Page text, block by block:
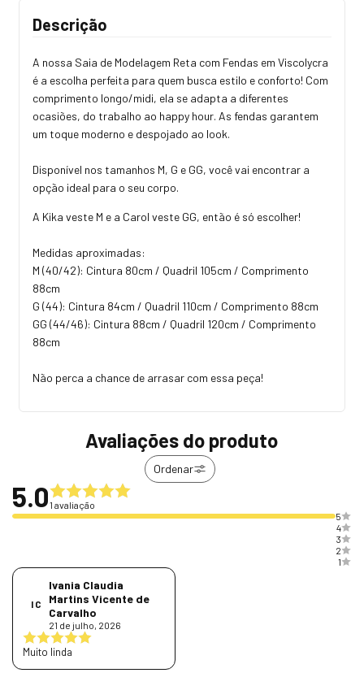
Descrição
A nossa Saia de Modelagem Reta com Fendas em Viscolycra
é a escolha perfeita para quem busca estilo e conforto! Com
comprimento longo/midi, ela se adapta a diferentes
ocasiões, do trabalho ao happy hour. As fendas garantem
um toque moderno e despojado ao look.
Disponível nos tamanhos M, G e GG, você vai encontrar a
opção ideal para o seu corpo.
A Kika veste M e a Carol veste GG, então é só escolher!
Medidas aproximadas:
M (40/42): Cintura 80cm / Quadril 105cm / Comprimento
88cm
G (44): Cintura 84cm / Quadril 110cm / Comprimento 88cm
GG (44/46): Cintura 88cm / Quadril 120cm / Comprimento
88cm
Não perca a chance de arrasar com essa peça!
Avaliações do produto
Ordenar
5.01 avaliação
5
4
3
2
1
I C
Ivania Claudia
Martins Vicente de
Carvalho
21 de julho, 2026
Muito linda